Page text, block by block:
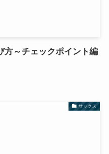
方～チェックポイント編
サックス